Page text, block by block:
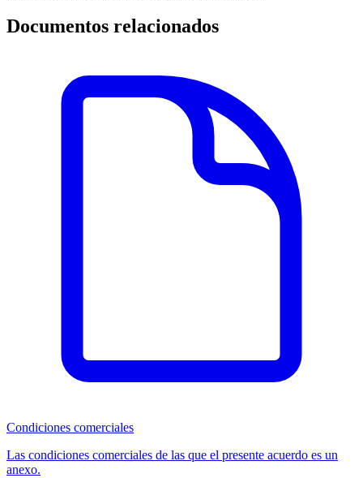
Documentos relacionados
Condiciones comerciales
Las condiciones comerciales de las que el presente acuerdo es un
anexo.